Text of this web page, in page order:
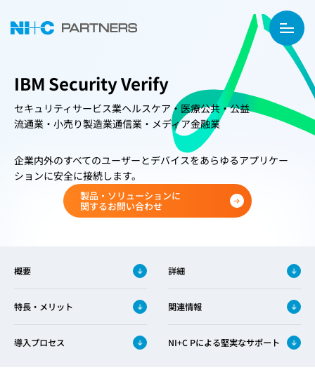
IBM Security Verify
セキュリティ サービス業ヘルスケア・医療公共・公益
流通業・小売り製造業通信業・メディア金融業
企業内外のすべてのユーザーとデバイスをあらゆるアプリケー
ションに安全に接続します。
製品・ソリューションに
関するお問い合わせ
概要 詳細
特長・メリット 関連情報
導入プロセス NI+C Pによる堅実なサポート